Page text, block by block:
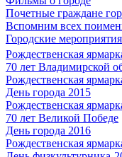
Почетные граждане
Вспомним всех
Городские мероприятия
Рождественская
70 лет Владимирской
Рождественская
День города 2015
Рождественская
70 лет Великой Победе
День города 2016
Рождественская